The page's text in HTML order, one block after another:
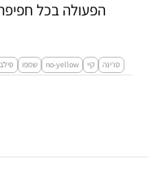
הפעולה בכל
סרינה קיי no-yellow שמפו